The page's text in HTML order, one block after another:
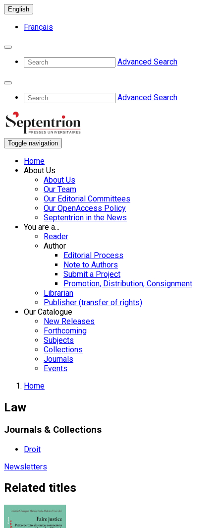
English
Français
Advanced Search
Advanced Search
Toggle navigation
Home
About Us
About Us
Our Team
Our Editorial Committees
Our OpenAccess Policy
Septentrion in the News
You are a...
Reader
Author
Editorial Process
Note to Authors
Submit a Project
Promotion, Distribution, Consignment
Librarian
Publisher (transfer of rights)
Our Catalogue
New Releases
Forthcoming
Subjects
Collections
Journals
Events
Home
Law
Journals & Collections
Droit
Newsletters
Related titles